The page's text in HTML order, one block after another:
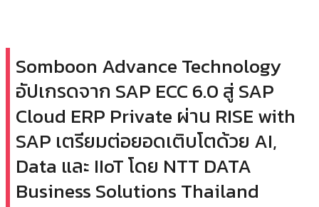
Somboon Advance Technology
อัปเกรดจาก SAP ECC 6.0 สู่ SAP
Cloud ERP Private ผ่าน RISE with
SAP เตรียมต่อยอดเติบโตด้วย AI,
Data และ IIoT โดย NTT DATA
Business Solutions Thailand